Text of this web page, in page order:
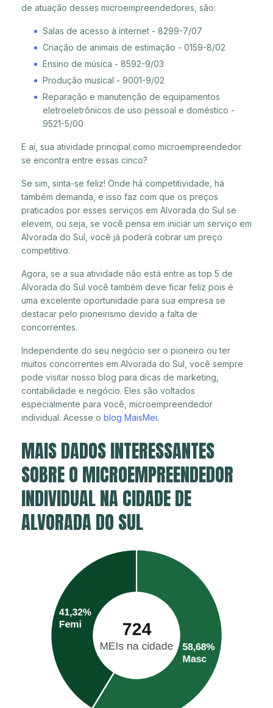
de atuação desses microempreendedores, são:
Salas de acesso à internet - 8299-7/07
Criação de animais de estimação - 0159-8/02
Ensino de música - 8592-9/03
Produção musical - 9001-9/02
Reparação e manutenção de equipamentos
eletroeletrônicos de uso pessoal e doméstico -
9521-5/00
E aí, sua atividade principal como microempreendedor
se encontra entre essas cinco?
Se sim, sinta-se feliz! Onde há competitividade, há
também demanda, e isso faz com que os preços
praticados por esses serviços em Alvorada do Sul se
elevem, ou seja, se você pensa em iniciar um serviço em
Alvorada do Sul, você já poderá cobrar um preço
competitivo.
Agora, se a sua atividade não está entre as top 5 de
Alvorada do Sul você também deve ficar feliz pois é
uma excelente oportunidade para sua empresa se
destacar pelo pioneirismo devido a falta de
concorrentes.
Independente do seu negócio ser o pioneiro ou ter
muitos concorrentes em Alvorada do Sul, você sempre
pode visitar nosso blog para dicas de marketing,
contabilidade e negócio. Eles são voltados
especialmente para você, microempreendedor
individual. Acesse o blog MaisMei.
MAIS DADOS INTERESSANTES
SOBRE O MICROEMPREENDEDOR
INDIVIDUAL NA CIDADE DE
ALVORADA DO SUL